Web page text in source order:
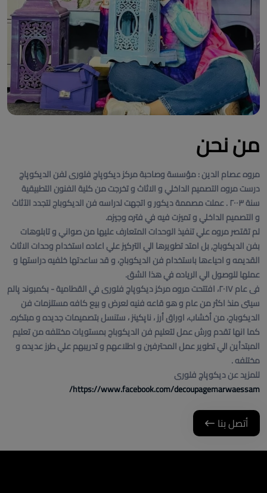
من نحن
مروه عصام الدين : مؤسسة وصاحبة مركز ديكوپاچ فلورى لفن الديكوپاچ
درست مروه التصميم الداخلي و الاثاث و تخرجت من كلية الفنون التطبيقية
سنة ٢٠٠٣ . عملت مصممة ديكور و اتجهت لدراسه فن الديكوباج لتجدد الآثاث
و التصميم الداخلي و تميزت فيه في فتره وجيزه.
لم تقتصر مروه علي تنفيذ الوحدات المتعارف عليها من صواني و تابلوهات
بفن الديكوباج, بل امتد تطويرها الي التركيز علي اعاده استخدام وحدات الاثاث
القديمه و احياءها باستخدام فن الديكوباج، و قد ساعدتها خلفيه دراستها و
عملها للوصول الي الرياده في هذا الشق.
فى عام ٢٠١٧، افتتحت مروه مركز ديكوپاچ فلورى في القطامية - بكمبوند پالم
سيتى منذ اكثر من عام و هو قاعه فنيه لعرض و بيع كافه مستلزمات فن
الديكوباج، من أخشاب، اوراق أرز ، ناپكينز ، ستنسل بتصميمات جديده و مبتكره.
كما انها تقدم ورش عمل لتعليم فن الديكوباج بمستويات مختلفه من تعليم
المبتدأين الي تطوير عمل المحترفين و اطلاعهم و تدريبهم علي طرز عديده و
مختلفه .
للمزيد عن ديكوپاچ فلورى
https://www.facebook.com/decoupagemarwaessam/
أتصل بنا